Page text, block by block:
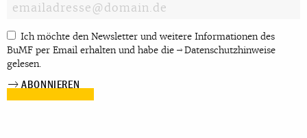
Ich möchte den Newsletter und weitere Informationen des
BuMF per Email erhalten und habe die
Datenschutzhinweise
gelesen.